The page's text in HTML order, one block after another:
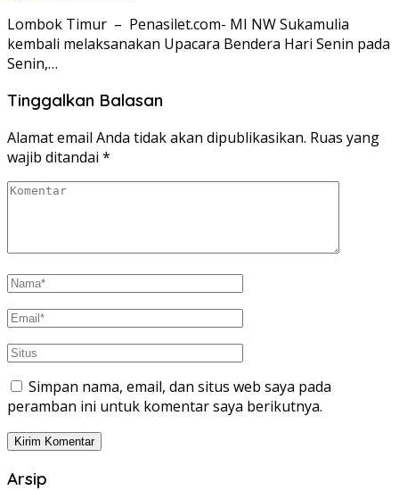
Lombok Timur – Penasilet.com- MI NW Sukamulia
kembali melaksanakan Upacara Bendera Hari Senin pada
Senin,…
Tinggalkan Balasan
Alamat email Anda tidak akan dipublikasikan. Ruas yang
wajib ditandai *
Simpan nama, email, dan situs web saya pada
peramban ini untuk komentar saya berikutnya.
Arsip